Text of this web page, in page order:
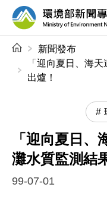
前往中央內容區塊
環境部新
新聞發布
「迎向夏日、海
出爐！
「迎向夏日
灘水質監測結
99-07-01